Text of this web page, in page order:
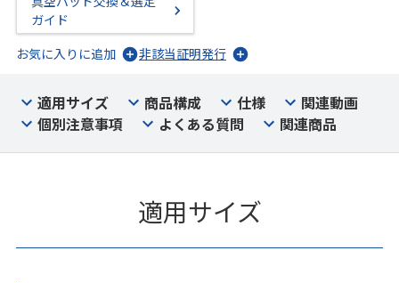
ガイド
お気に入りに追加
非該当証明発行
適用サイズ 商品構成 仕様
関連動画
個別注意事項
よくある質問 関連商品
適用サイズ